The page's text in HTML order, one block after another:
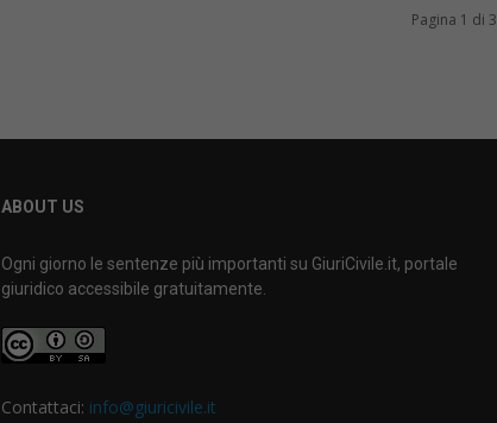
Pagina 1 di 3
ABOUT US
Ogni giorno le sentenze più importanti su GiuriCivile.it, portale
giuridico accessibile gratuitamente.
Contattaci: info@giuricivile.it